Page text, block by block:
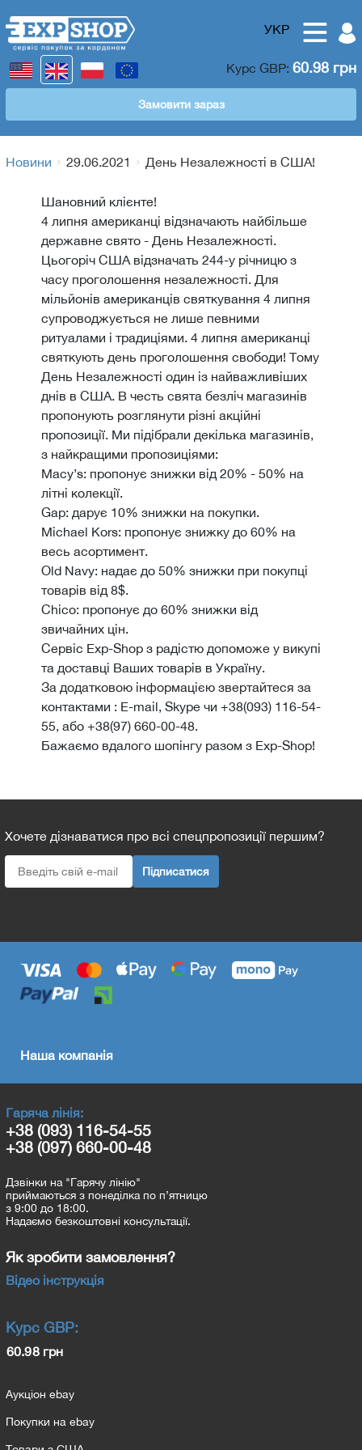
УКР
Курс GBP: 60.98 грн
Замовити зараз
Новини 29.06.2021 День Незалежності в США!
Шановний клієнте!
4 липня американці відзначають найбільше
державне свято - День Незалежності.
Цьогоріч США відзначать 244-у річницю з
часу проголошення незалежності. Для
мільйонів американців святкування 4 липня
супроводжується не лише певними
ритуалами і традиціями. 4 липня американці
святкують день проголошення свободи! Тому
День Незалежності один із найважливіших
днів в США. В честь свята безліч магазинів
пропонують розглянути різні акційні
пропозиції. Ми підібрали декілька магазинів,
з найкращими пропозиціями:
Macy’s: пропонує знижки від 20% - 50% на
літні колекції.
Gap: дарує 10% знижки на покупки.
Мichael Коrs: пропонує знижку до 60% на
весь асортимент.
Old Navy: надає до 50% знижки при покупці
товарів від 8$.
Chico: пропонує до 60% знижки від
звичайних цін.
Сервіс Exp-Shop з радістю допоможе у викупі
та доставці Ваших товарів в Україну.
За додатковою інформацією звертайтеся за
контактами : E-mail, Skype чи +38(093) 116-54-
55, або +38(97) 660-00-48.
Бажаємо вдалого шопінгу разом з Exp-Shop!
Хочете дізнаватися про всі спецпропозиції першим?
Підписатися
Наша компанія
Гаряча лінія:
+38 (093) 116-54-55
+38 (097) 660-00-48
Дзвінки на "Гарячу лінію"
приймаються з понеділка по п’ятницю
з 9:00 до 18:00.
Надаємо безкоштовні консультації.
Як зробити замовлення?
Відео інструкція
Курс GBP:
60.98 грн
Аукціон ebay
Покупки на ebay